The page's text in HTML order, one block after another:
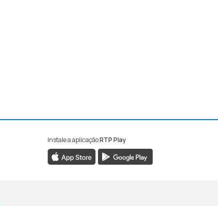
Instale a aplicaçãoRTP Play